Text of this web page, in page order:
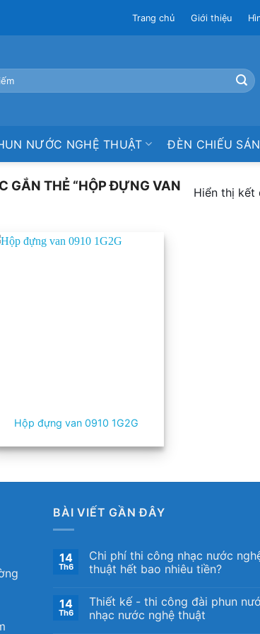
Trang chủ Giới thiệu
NƯỚC NGHỆ THUẬT ĐÈN CHIẾU
GẮN THẺ “HỘP ĐỰNG VAN
Hiển thị kết
Hộp đựng van 0910 1G2G
BÀI VIẾT GẦN ĐÂY
14
Th6
Chi phí thi công nhạc nước
thuật hết bao nhiêu tiền?
14
Th6
Thiết kế ​- thi công đài phun
nhạc nước nghệ thuật